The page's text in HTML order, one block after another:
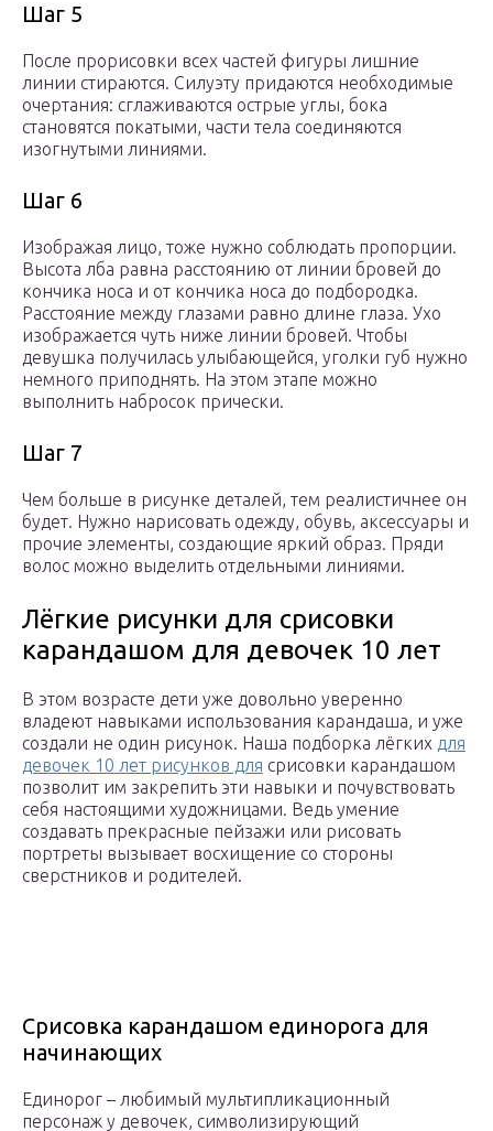
Шаг 5
После прорисовки всех частей фигуры лишние
линии стираются. Силуэту придаются необходимые
очертания: сглаживаются острые углы, бока
становятся покатыми, части тела соединяются
изогнутыми линиями.
Шаг 6
Изображая лицо, тоже нужно соблюдать пропорции.
Высота лба равна расстоянию от линии бровей до
кончика носа и от кончика носа до подбородка.
Расстояние между глазами равно длине глаза. Ухо
изображается чуть ниже линии бровей. Чтобы
девушка получилась улыбающейся, уголки губ нужно
немного приподнять. На этом этапе можно
выполнить набросок прически.
Шаг 7
Чем больше в рисунке деталей, тем реалистичнее он
будет. Нужно нарисовать одежду, обувь, аксессуары и
прочие элементы, создающие яркий образ. Пряди
волос можно выделить отдельными линиями.
Лёгкие рисунки для срисовки
карандашом для девочек 10 лет
В этом возрасте дети уже довольно уверенно
владеют навыками использования карандаша, и уже
создали не один рисунок. Наша подборка лёгких для
девочек 10 лет рисунков для срисовки карандашом
позволит им закрепить эти навыки и почувствовать
себя настоящими художницами. Ведь умение
создавать прекрасные пейзажи или рисовать
портреты вызывает восхищение со стороны
сверстников и родителей.
Срисовка карандашом единорога для
начинающих
Единорог – любимый мультипликационный
персонаж у девочек, символизирующий